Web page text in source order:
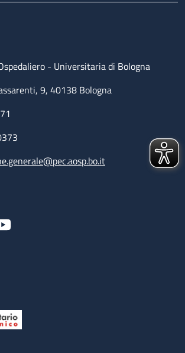
- Universitaria di Bologna
9, 40138 Bologna